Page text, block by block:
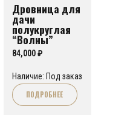
Дровница для
дачи
полукруглая
“Волны”
84,000₽
Наличие: Под заказ
ПОДРОБНЕЕ